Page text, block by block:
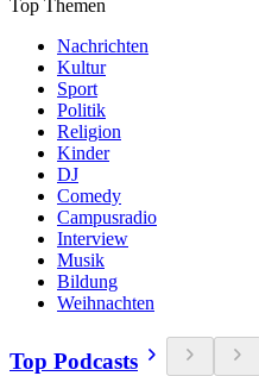
Top Themen
Nachrichten
Kultur
Sport
Politik
Religion
Kinder
DJ
Comedy
Campusradio
Interview
Musik
Bildung
Weihnachten
Top Podcasts